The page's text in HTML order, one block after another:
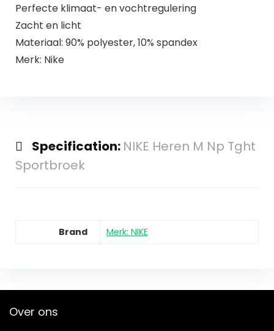
Perfecte klimaat- en vochtregulering
Zacht en licht
Materiaal: 90% polyester, 10% spandex
Merk: Nike
Specification: NIKE Heren M Np Tght
Sportbroek
Brand Merk: NIKE
Over ons